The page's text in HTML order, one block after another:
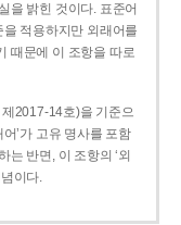
을 밝힌 것이다. 표준어
적용하지만 외래어를
때문에 이 조항을 따로
2017-14호)을 기준으
’가 고유 명사를 포함
반면, 이 조항의 ‘외
이다.